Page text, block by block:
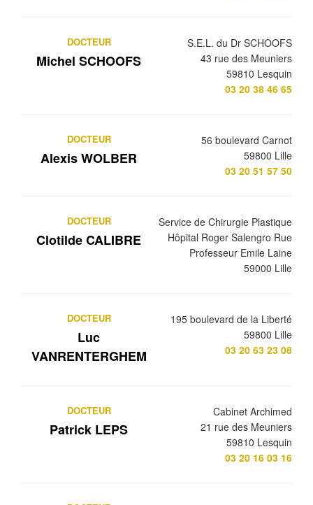
DOCTEUR
Michel SCHOOFS
S.E.L. du Dr SCHOOFS
43 rue des Meuniers
59810 Lesquin
03 20 38 46 65
DOCTEUR
Alexis WOLBER
56 boulevard Carnot
59800 Lille
03 20 51 57 50
DOCTEUR
Clotilde CALIBRE
Service de Chirurgie Plastique
Hôpital Roger Salengro Rue
Professeur Emile Laine
59000 Lille
DOCTEUR
Luc
VANRENTERGHEM
195 boulevard de la Liberté
59800 Lille
03 20 63 23 08
DOCTEUR
Patrick LEPS
Cabinet Archimed
21 rue des Meuniers
59810 Lesquin
03 20 16 03 16